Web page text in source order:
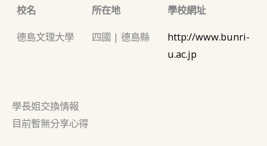
校名
所在地
學校網址
德島文理大學
四國 | 德島縣
http://www.bunri-
u.ac.jp
學長姐交換情報
目前暫無分享心得